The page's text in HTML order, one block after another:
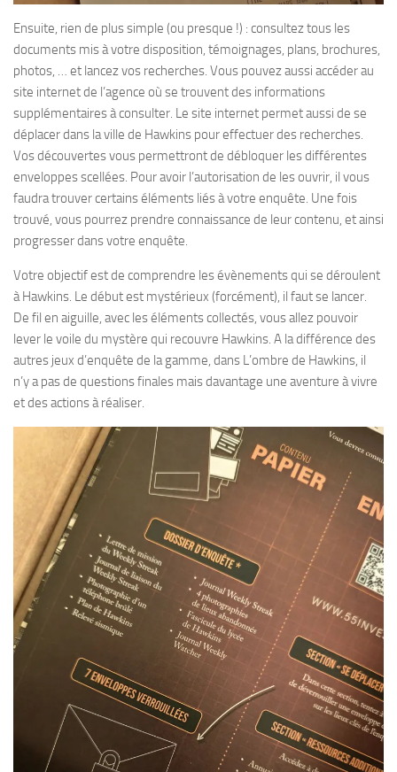
Ensuite, rien de plus simple (ou presque !) : consultez tous les
documents mis à votre disposition, témoignages, plans, brochures,
photos, … et lancez vos recherches. Vous pouvez aussi accéder au
site internet de l’agence où se trouvent des informations
supplémentaires à consulter. Le site internet permet aussi de se
déplacer dans la ville de Hawkins pour effectuer des recherches.
Vos découvertes vous permettront de débloquer les différentes
enveloppes scellées. Pour avoir l’autorisation de les ouvrir, il vous
faudra trouver certains éléments liés à votre enquête. Une fois
trouvé, vous pourrez prendre connaissance de leur contenu, et ainsi
progresser dans votre enquête.
Votre objectif est de comprendre les évènements qui se déroulent
à Hawkins. Le début est mystérieux (forcément), il faut se lancer.
De fil en aiguille, avec les éléments collectés, vous allez pouvoir
lever le voile du mystère qui recouvre Hawkins. A la différence des
autres jeux d’enquête de la gamme, dans L’ombre de Hawkins, il
n’y a pas de questions finales mais davantage une aventure à vivre
et des actions à réaliser.